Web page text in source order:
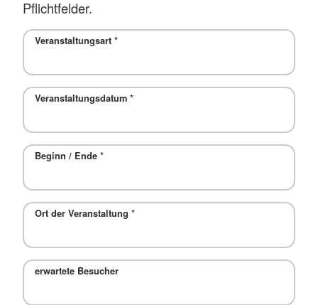
Pflichtfelder.
Veranstaltungsart *
Veranstaltungsdatum *
Beginn / Ende *
Ort der Veranstaltung *
erwartete Besucher